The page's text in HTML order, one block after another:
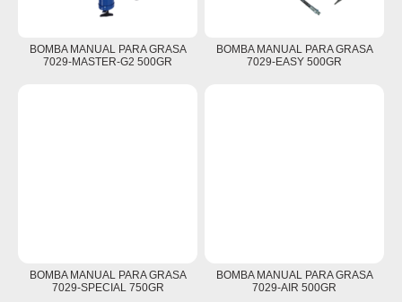
BOMBA MANUAL PARA GRASA
7029-MASTER-G2 500GR
BOMBA MANUAL PARA GRASA
7029-EASY 500GR
BOMBA MANUAL PARA GRASA
7029-SPECIAL 750GR
BOMBA MANUAL PARA GRASA
7029-AIR 500GR